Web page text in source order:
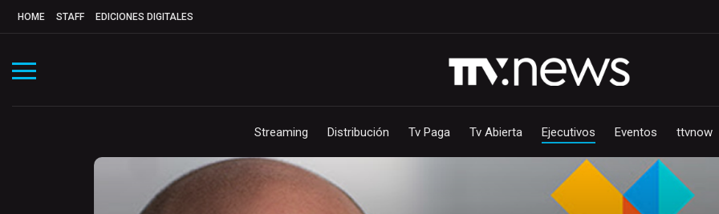
HOME STAFF EDICIONES DIGITALES
Streaming Distribución Tv Paga Tv Abierta Ejecutivos Eventos ttvnow